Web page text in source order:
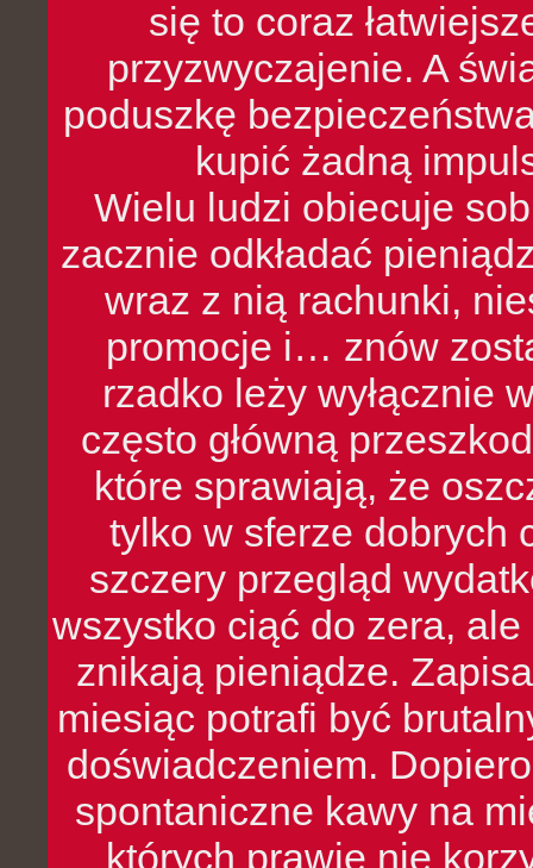
się to coraz
przyzwyczajenie. A
poduszkę
kupić żadną
Wielu ludzi obiecuje
zacznie odkładać
wraz z nią rachunki,
promocje i… znów
rzadko leży wyłącznie
często główną
które sprawiają, że
tylko w sferze dobrych
szczery przegląd
wszystko ciąć do zera,
znikają pieniądze.
miesiąc potrafi być
doświadczeniem.
spontaniczne kawy na
których prawie nie